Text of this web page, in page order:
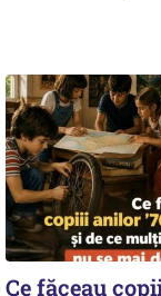
Ce făceau